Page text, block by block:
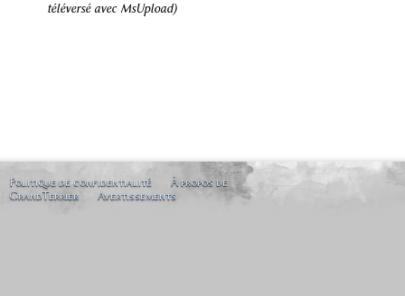
6
téléversé avec MsUpload
Politique de confidentialité
À propos de
GrandTerrier
Avertissements